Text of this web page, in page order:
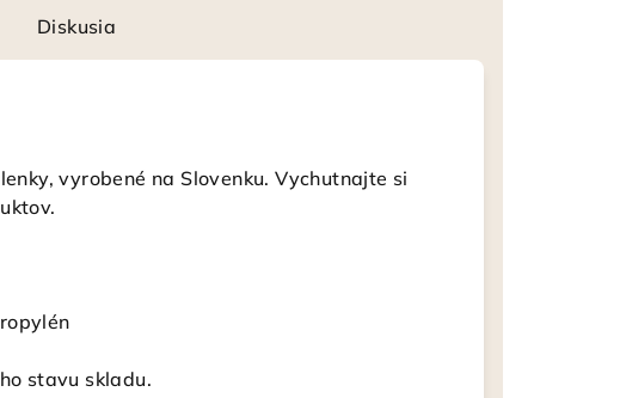
Diskusia
vyrobené na Slovenku. Vychutnajte si
stavu skladu.